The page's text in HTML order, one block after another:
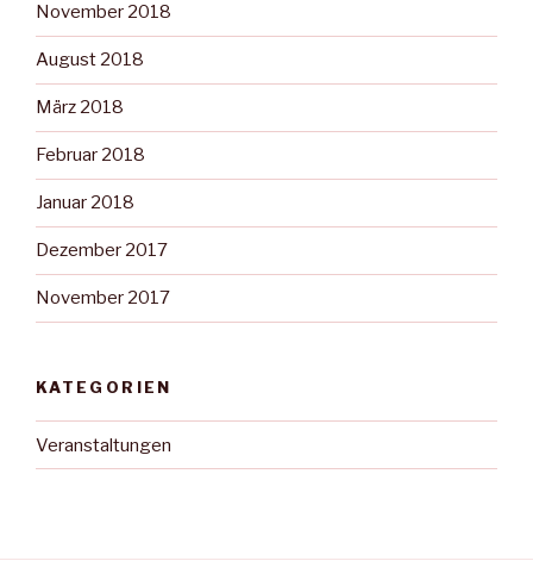
November 2018
August 2018
März 2018
Februar 2018
Januar 2018
Dezember 2017
November 2017
KATEGORIEN
Veranstaltungen